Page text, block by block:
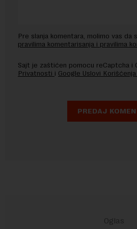
Pre slanja komentara, molimo vas da
pravilima komentarisanja i pravilima
Sajt je zaštićen pomocu reCaptcha i
Privatnosti i Google Uslovi Korišćenja